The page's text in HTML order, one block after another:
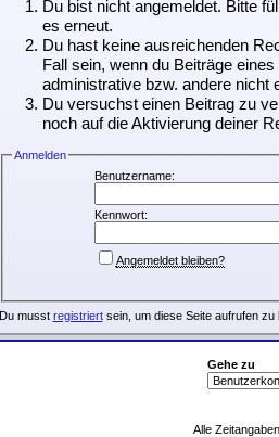
Du bist nicht angemeldet. Bitte
es erneut.
Du hast keine ausreichenden
Fall sein, wenn du Beiträge
administrative bzw. andere nicht
Du versuchst einen Beitrag zu
noch auf die Aktivierung deiner
Anmelden
Benutzername:
Kennwort:
Angemeldet bleiben?
Du musst registriertsein, um diese Seite aufrufen zu
Gehe zu
Alle